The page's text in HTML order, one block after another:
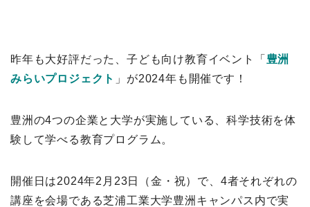
昨年も大好評だった、子ども向け教育イベント「 豊洲
みらいプロジェクト 」が2024年も開催です！
豊洲の4つの企業と大学が実施している、科学技術を体
験して学べる教育プログラム。
開催日は2024年2月23日（金・祝）で、4者それぞれの
講座を会場である芝浦工業大学豊洲キャンパス内で実